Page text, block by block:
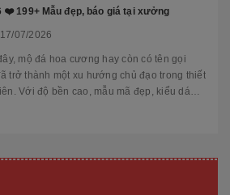
❤️ 199+ Mẫu đẹp, báo giá tại xưởng
17/07/2026
mộ đá hoa cương hay còn có tên gọi
trở thành một xu hướng chủ đạo trong thiết
Với độ bền cao, mẫu mã đẹp, kiểu dáng